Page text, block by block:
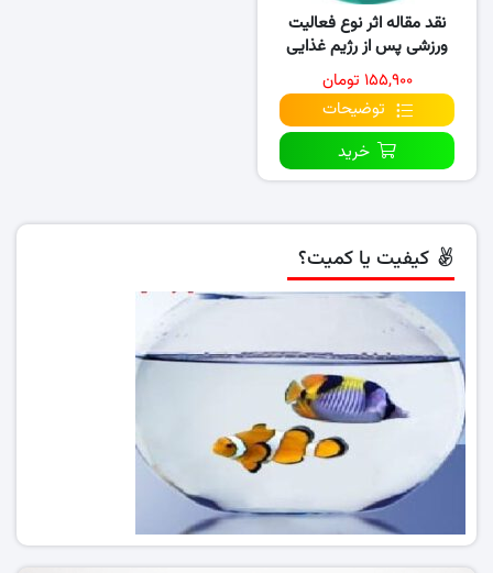
نقد مقاله اثر نوع فعالیت
ورزشی پس از رژیم غذایی
پرچرب بر بیان ژن گیرنده..
۱۵۵,۹۰۰ تومان
توضیحات
خرید
کیفیت یا کمیت؟